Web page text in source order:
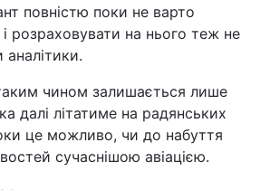
повністю поки не варто
і розраховувати на нього теж не
чином залишається лише
далі літатиме на радянських
це можливо, чи до набуття
сучаснішою авіацією.